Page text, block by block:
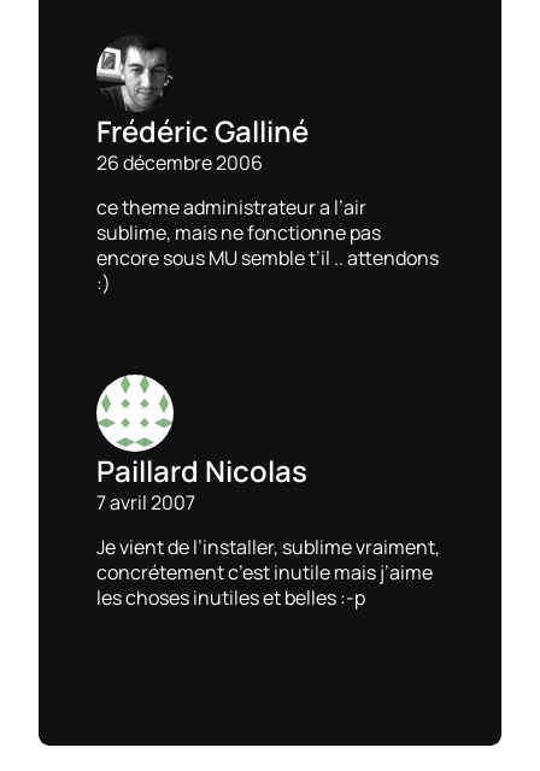
Frédéric Galliné
26 décembre 2006
ce theme administrateur a l’air
sublime, mais ne fonctionne pas
encore sous MU semble t’il .. attendons
:)
Paillard Nicolas
7 avril 2007
Je vient de l’installer, sublime vraiment,
concrétement c’est inutile mais j’aime
les choses inutiles et belles :-p